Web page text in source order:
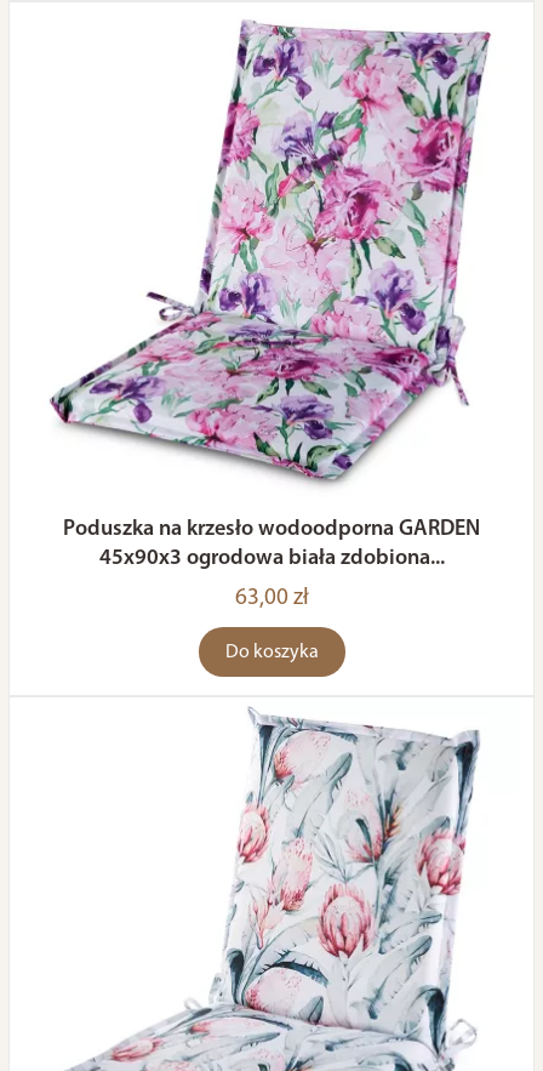
Poduszka na krzesło wodoodporna GARDEN
45x90x3 ogrodowa biała zdobiona...
63,00 zł
Do koszyka